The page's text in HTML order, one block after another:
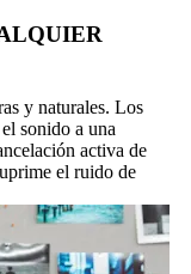
y naturales. Los
sonido a una
activa de
el ruido de